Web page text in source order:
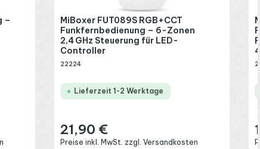
–
MiBoxer FUT089S RGB+CCT
Funkfernbedienung – 6-Zonen
2,4 GHz Steuerung für LED-
Controller
22224
Lieferzeit 1-2 Werktage
Regulärer Preis:
21,90 €
Preise inkl. MwSt. zzgl. Versandkosten